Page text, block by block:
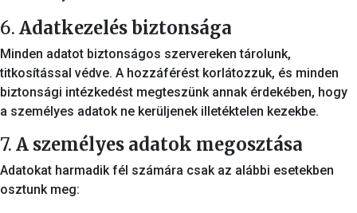
6. Adatkezelés biztonsága
Minden adatot biztonságos szervereken tárolunk,
titkosítással védve. A hozzáférést korlátozzuk, és minden
biztonsági intézkedést megteszünk annak érdekében, hogy
a személyes adatok ne kerüljenek illetéktelen kezekbe.
7. A személyes adatok megosztása
Adatokat harmadik fél számára csak az alábbi esetekben
osztunk meg: